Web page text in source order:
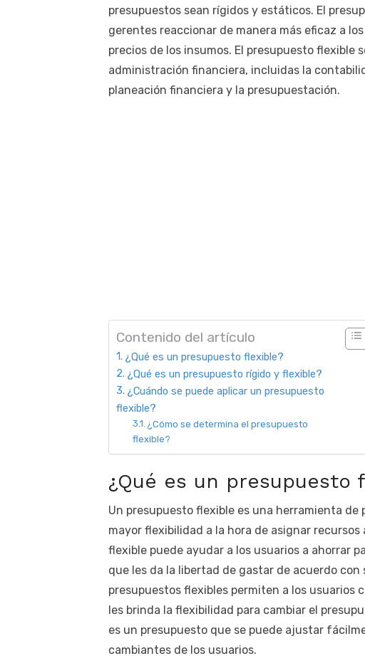
presupuestos sean rígidos y estáticos. El
gerentes reaccionar de manera más eficaz a
precios de los insumos. El presupuesto flexible
administración financiera, incluidas la
planeación financiera y la presupuestación.
Contenido del artículo
¿Qué es un presupuesto flexible?
¿Qué es un presupuesto rígido y flexible?
¿Cuándo se puede aplicar un presupuesto
flexible?
¿Cómo se determina el presupuesto
flexible?
¿Qué es un presupuesto
Un presupuesto flexible es una herramienta
mayor flexibilidad a la hora de asignar
flexible puede ayudar a los usuarios a ahorrar
que les da la libertad de gastar de acuerdo
presupuestos flexibles permiten a los usuarios
les brinda la flexibilidad para cambiar el
es un presupuesto que se puede ajustar
cambiantes de los usuarios.